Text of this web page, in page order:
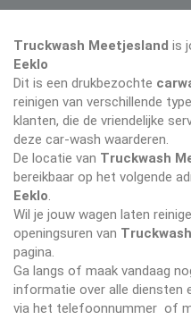
Truckwash Meetjesland is
Eeklo
Dit is een drukbezochte
reinigen van verschillende
klanten, die de vriendelijke
deze car-wash waarderen.
De locatie van Truckwash
bereikbaar op het volgende
Eeklo
Wil je jouw wagen laten
openingsuren van
pagina.
Ga langs of maak vandaag
informatie over alle diensten
via het telefoonnummer of